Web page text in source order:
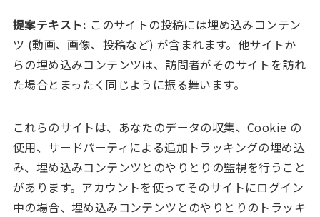
提案テキスト: このサイトの投稿には埋め込みコンテン
ツ (動画、画像、投稿など) が含まれます。他サイトか
らの埋め込みコンテンツは、訪問者がそのサイトを訪れ
た場合とまったく同じように振る舞います。
これらのサイトは、あなたのデータの収集、Cookie の
使用、サードパーティによる追加トラッキングの埋め込
み、埋め込みコンテンツとのやりとりの監視を行うこと
があります。アカウントを使ってそのサイトにログイン
中の場合、埋め込みコンテンツとのやりとりのトラッキ